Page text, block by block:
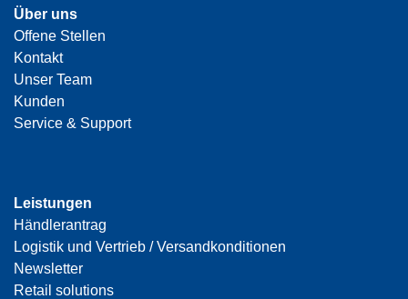
Über uns
Offene Stellen
Kontakt
Unser Team
Kunden
Service & Support
Leistungen
Händlerantrag
Logistik und Vertrieb / Versandkonditionen
Newsletter
Retail solutions